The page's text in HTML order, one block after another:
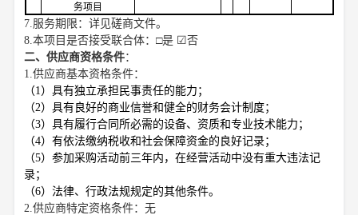
务项目
7. 服务期限：详见磋商文件。
8.本项目是否接受联合体：□是 ☑否
二、供应商资格条件：
1.供应商基本资格条件：
（1）具有独立承担民事责任的能力；
（2）具有良好的商业信誉和健全的财务会计制度；
（3）具有履行合同所必需的设备、资质和专业技术能力；
（4）有依法缴纳税收和社会保障资金的良好记录；
（5）参加采购活动前三年内，在经营活动中没有重大违法记
录；
（6）法律、行政法规规定的其他条件。
2 .供应商特定资格条件：无